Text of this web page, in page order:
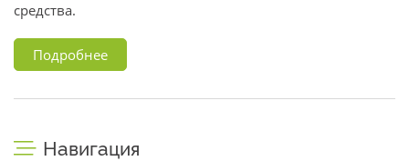
средства.
Подробнее
Навигация